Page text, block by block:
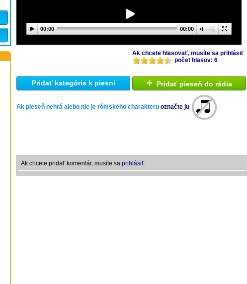
00:00 00:00
Ak chcete hlasovať, musíte sa prihlásiť
počet hlasov: 6
Pridať kategórie k piesni + Pridať pieseň do rádia
Ak pieseň nehrá alebo nie je rómskeho charakteru označte ju
Ak chcete pridať komentár, musíte sa prihlásiť: